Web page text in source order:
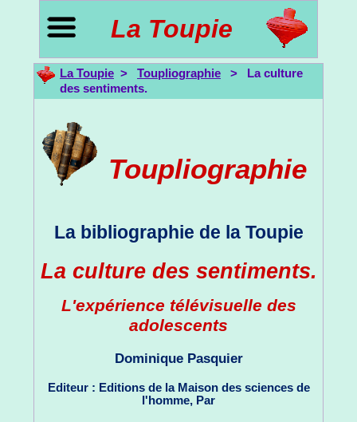
La Toupie
La Toupie > Toupliographie > La culture
des sentiments.
Toupliographie
La bibliographie de la Toupie
La culture des sentiments.
L'expérience télévisuelle des
adolescents
Dominique Pasquier
Editeur : Editions de la Maison des sciences de
l'homme, Par